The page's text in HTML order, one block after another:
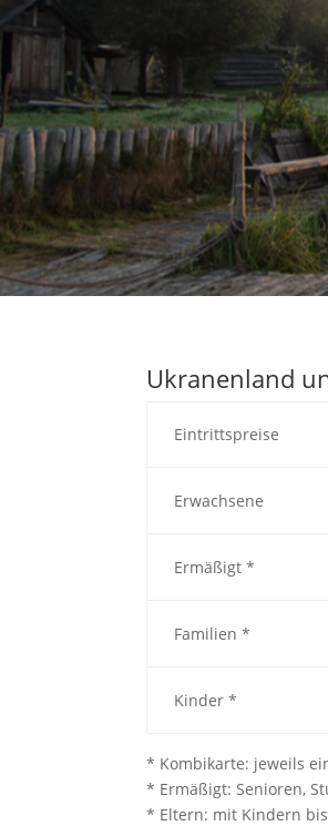
Ukranenland
Eintrittspreise
Erwachsene
Ermäßigt *
Familien *
Kinder *
* Kombikarte: jeweils
* Ermäßigt: Senioren,
* Eltern: mit Kindern bis